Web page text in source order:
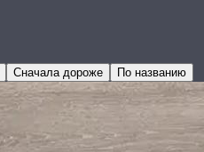
Сначала дороже По названию